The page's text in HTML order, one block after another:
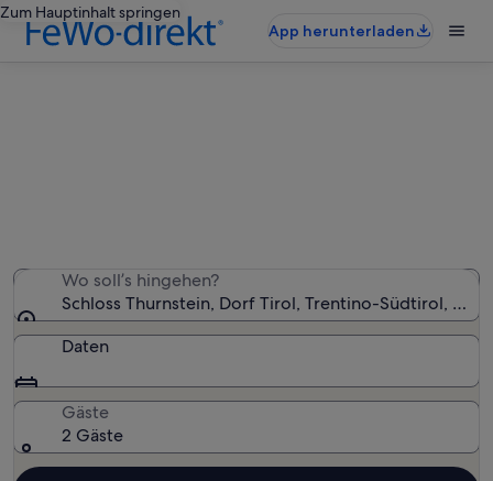
Zum Hauptinhalt springen
App herunterladen
Wo soll’s hingehen?
Schloss Thurnstein, Dorf Tirol, Trentino-Südtirol,
Daten
Gäste
2 Gäste